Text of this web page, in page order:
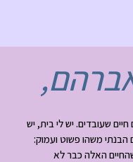
שעובדים. יש לי בית, יש
הבנתי משהו פשוט ועמוק:
האלה כבר לא